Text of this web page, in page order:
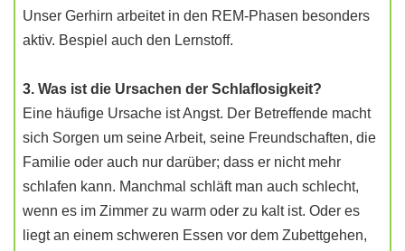
Unser Gerhirn arbeitet in den REM-Phasen besonders
aktiv. Bespiel auch den Lernstoff.
3. Was ist die Ursachen der Schlaflosigkeit?
Eine häufige Ursache ist Angst. Der Betreffende macht
sich Sorgen um seine Arbeit, seine Freundschaften, die
Familie oder auch nur darüber; dass er nicht mehr
schlafen kann. Manchmal schläft man auch schlecht,
wenn es im Zimmer zu warm oder zu kalt ist. Oder es
liegt an einem schweren Essen vor dem Zubettgehen,